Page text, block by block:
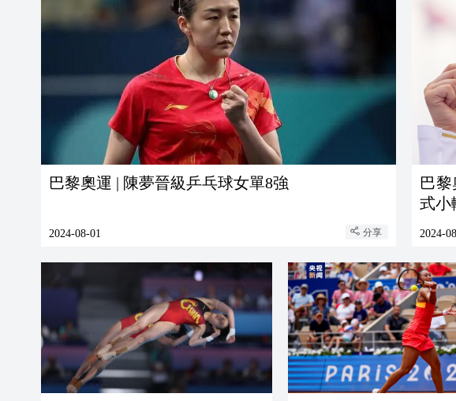
巴黎奧運 | 陳夢晉級乒乓球女單8強
2024-08-01 分享
巴
式小
2024-